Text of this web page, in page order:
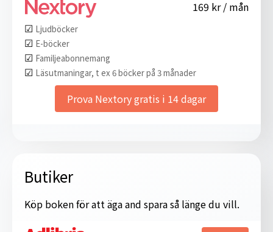
169 kr / mån
☑︎ Ljudböcker
☑︎ E-böcker
☑︎ Familjeabonnemang
☑︎ Läsutmaningar, t ex 6 böcker på 3 månader
Prova Nextory gratis i 14 dagar
Butiker
Köp boken för att äga and spara så länge du vill.